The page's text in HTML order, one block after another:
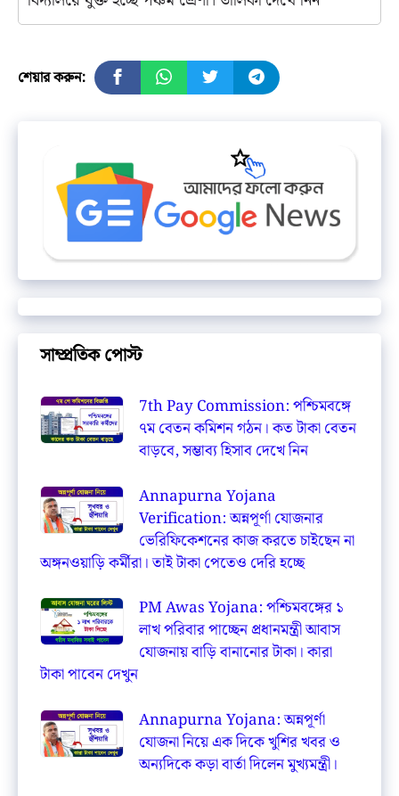
শেয়ার করুন:
সাম্প্রতিক পোস্ট
7th Pay Commission: পশ্চিমবঙ্গে
৭ম বেতন কমিশন গঠন। কত টাকা বেতন
বাড়বে, সম্ভাব্য হিসাব দেখে নিন
Annapurna Yojana
Verification: অন্নপূর্ণা যোজনার
ভেরিফিকেশনের কাজ করতে চাইছেন না
অঙ্গনওয়াড়ি কর্মীরা। তাই টাকা পেতেও দেরি হচ্ছে
PM Awas Yojana: পশ্চিমবঙ্গের ১
লাখ পরিবার পাচ্ছেন প্রধানমন্ত্রী আবাস
যোজনায় বাড়ি বানানোর টাকা। কারা
টাকা পাবেন দেখুন
Annapurna Yojana: অন্নপূর্ণা
যোজনা নিয়ে এক দিকে খুশির খবর ও
অন্যদিকে কড়া বার্তা দিলেন মুখ্যমন্ত্রী।